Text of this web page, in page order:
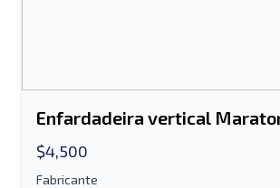
Enfardadeira vertical
$4,500
Fabricante